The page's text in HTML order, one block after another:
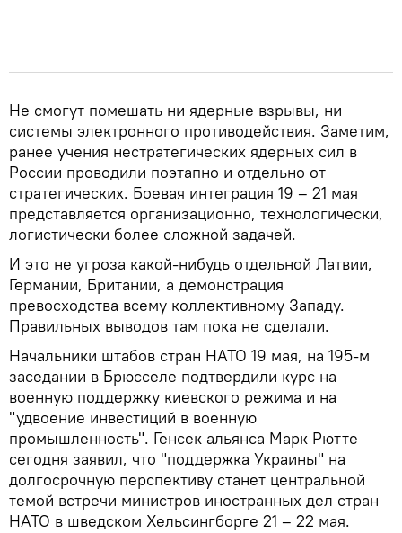
Не смогут помешать ни ядерные взрывы, ни
системы электронного противодействия. Заметим,
ранее учения нестратегических ядерных сил в
России проводили поэтапно и отдельно от
стратегических. Боевая интеграция 19 – 21 мая
представляется организационно, технологически,
логистически более сложной задачей.
И это не угроза какой-нибудь отдельной Латвии,
Германии, Британии, а демонстрация
превосходства всему коллективному Западу.
Правильных выводов там пока не сделали.
Начальники штабов стран НАТО 19 мая, на 195-м
заседании в Брюсселе подтвердили курс на
военную поддержку киевского режима и на
"удвоение инвестиций в военную
промышленность". Генсек альянса Марк Рютте
сегодня заявил, что "поддержка Украины" на
долгосрочную перспективу станет центральной
темой встречи министров иностранных дел стран
НАТО в шведском Хельсингборге 21 – 22 мая.